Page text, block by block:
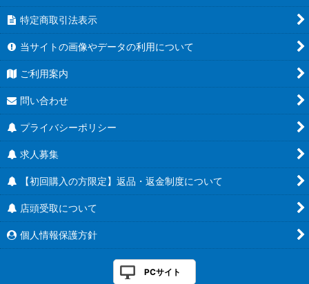
特定商取引法表示
当サイトの画像やデータの利用について
ご利用案内
問い合わせ
プライバシーポリシー
求人募集
【初回購入の方限定】返品・返金制度について
店頭受取について
個人情報保護方針
PCサイト